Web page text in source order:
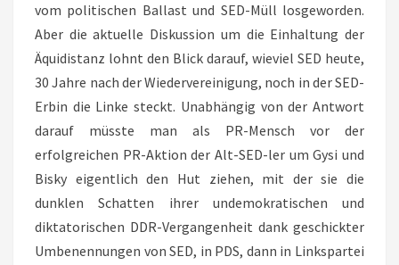
vom politischen Ballast und SED-Müll losgeworden.
Aber die aktuelle Diskussion um die Einhaltung der
Äquidistanz lohnt den Blick darauf, wieviel SED heute,
30 Jahre nach der Wiedervereinigung, noch in der SED-
Erbin die Linke steckt. Unabhängig von der Antwort
darauf müsste man als PR-Mensch vor der
erfolgreichen PR-Aktion der Alt-SED-ler um Gysi und
Bisky eigentlich den Hut ziehen, mit der sie die
dunklen Schatten ihrer undemokratischen und
diktatorischen DDR-Vergangenheit dank geschickter
Umbenennungen von SED, in PDS, dann in Linkspartei